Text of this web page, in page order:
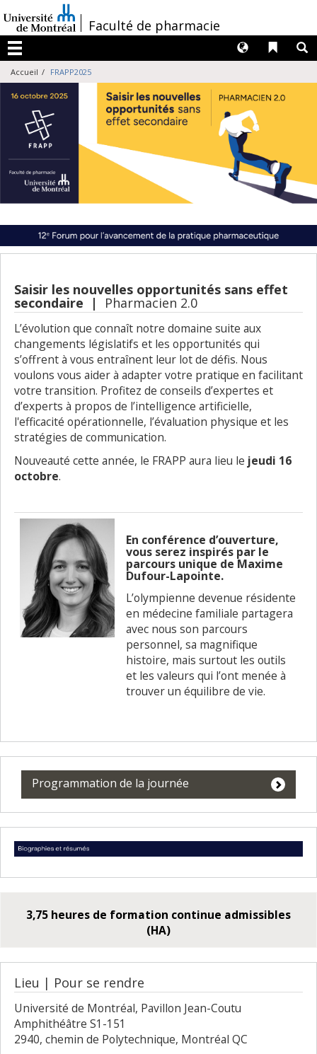
au
contenu
/Faculté de pharmacie
Menu
Liens
Langues
Accueil FRAPP2025
Saisir les nouvelles opportunités sans effet
secondaire | Pharmacien 2.0
L’évolution que connaît notre domaine suite aux
changements législatifs et les opportunités qui
s’offrent à vous entraînent leur lot de défis. Nous
voulons vous aider à adapter votre pratique en facilitant
votre transition. Profitez de conseils d’expertes et
d’experts à propos de l’intelligence artificielle,
l'efficacité opérationnelle, l’évaluation physique et les
stratégies de communication.
Nouveauté cette année, le FRAPP aura lieu le jeudi 16
octobre.
En conférence d’ouverture,
vous serez inspirés par le
parcours unique de Maxime
Dufour-Lapointe.
L’olympienne devenue résidente
en médecine familiale partagera
avec nous son parcours
personnel, sa magnifique
histoire, mais surtout les outils
et les valeurs qui l’ont menée à
trouver un équilibre de vie.
Programmation de la journée
3,75 heures de formation continue admissibles
(HA)
Lieu | Pour se rendre
Université de Montréal, Pavillon Jean-Coutu
Amphithéâtre S1-151
2940, chemin de Polytechnique, Montréal QC